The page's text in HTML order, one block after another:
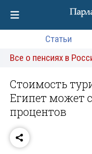
Статьи
Все о пенсиях в
Стоимость
Египет может
процентов